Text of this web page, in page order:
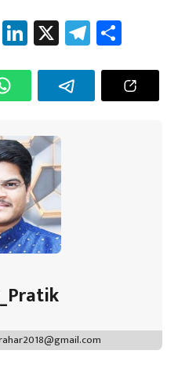
Pi
nt
Li
nk
e
dI
n
X Te
le
gr
a
e